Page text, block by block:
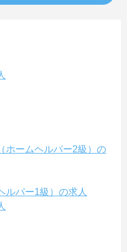
ホームヘルパー2級）の
ルパー1級）の求人